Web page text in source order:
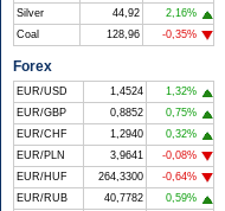
Silver
44,92
2,16%
Coal
128,96 -0,35%
Forex
EUR/USD 1,4524
1,32%
EUR/GBP
0,8852
0,75%
EUR/CHF
1,2940
0,32%
EUR/PLN
3,9641
-0,08%
EUR/HUF
264,3300
-0,64%
EUR/RUB
40,7782
0,59%